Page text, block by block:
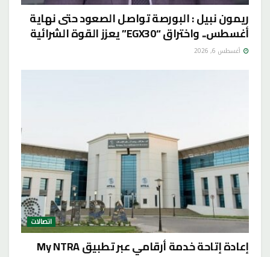
ريمون نبيل : البورصة تواصل الصعود حتى نهاية
أغسطس.. واختراق “EGX30” يعزز القوة الشرائية
أغسطس 6, 2026
اتصالات
إعادة إتاحة خدمة أرقامي عبر تطبيق My NTRA